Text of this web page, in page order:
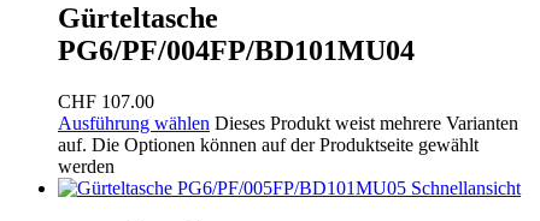
Gürteltasche
PG6/PF/004FP/BD101MU04
CHF 107.00
Ausführung wählen Dieses Produkt weist mehrere Varianten
auf. Die Optionen können auf der Produktseite gewählt
werden
Schnellansicht